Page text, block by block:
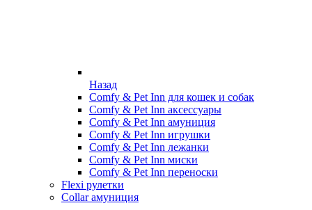
Назад
Comfy & Pet Inn для кошек и собак
Comfy & Pet Inn аксессуары
Comfy & Pet Inn амуниция
Comfy & Pet Inn игрушки
Comfy & Pet Inn лежанки
Comfy & Pet Inn миски
Comfy & Pet Inn переноски
Flexi рулетки
Collar амуниция